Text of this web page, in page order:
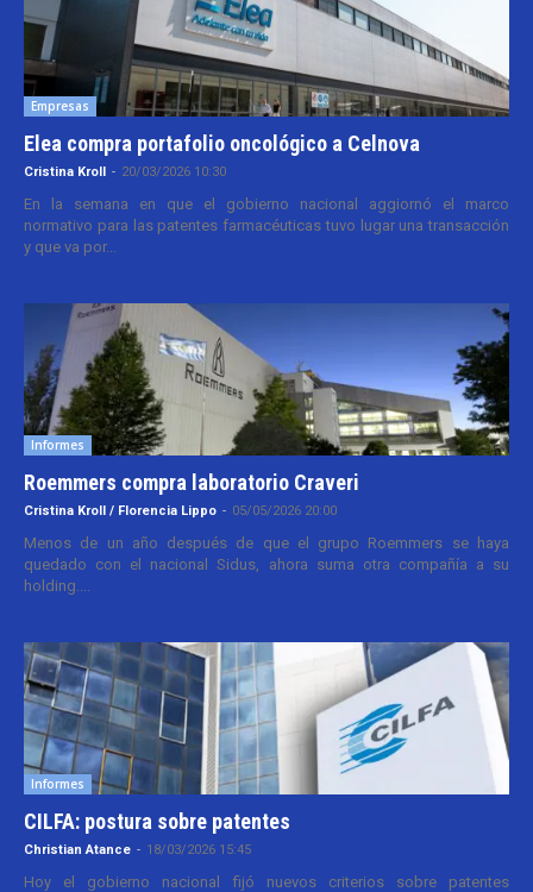
Empresas
Elea compra portafolio oncológico a Celnova
Cristina Kroll - 20/03/2026 10:30
En la semana en que el gobierno nacional aggiornó el marco
normativo para las patentes farmacéuticas tuvo lugar una transacción
y que va por...
Informes
Roemmers compra laboratorio Craveri
Cristina Kroll / Florencia Lippo - 05/05/2026 20:00
Menos de un año después de que el grupo Roemmers se haya
quedado con el nacional Sidus, ahora suma otra compañía a su
holding....
Informes
CILFA: postura sobre patentes
Christian Atance - 18/03/2026 15:45
Hoy el gobierno nacional fijó nuevos criterios sobre patentes